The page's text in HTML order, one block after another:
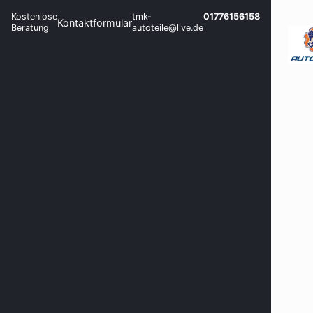
Kostenlose
Beratung
Kontaktformulartmk-
autoteile@live.de
01776156158